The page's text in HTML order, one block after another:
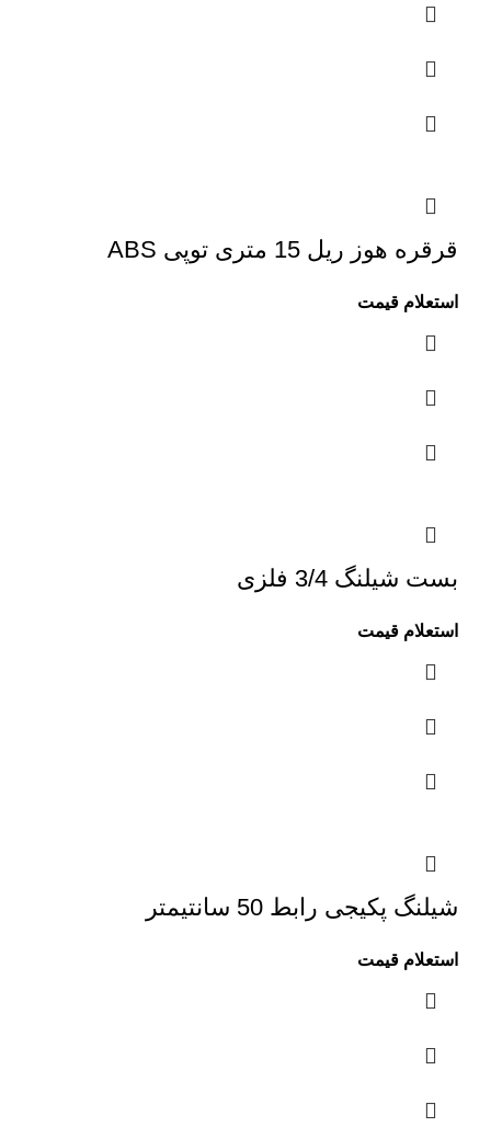
قرقره هوز ریل 15 متری توپی ABS
استعلام قیمت
بست شیلنگ 3/4 فلزی
استعلام قیمت
شیلنگ پکیجی رابط 50 سانتیمتر
استعلام قیمت